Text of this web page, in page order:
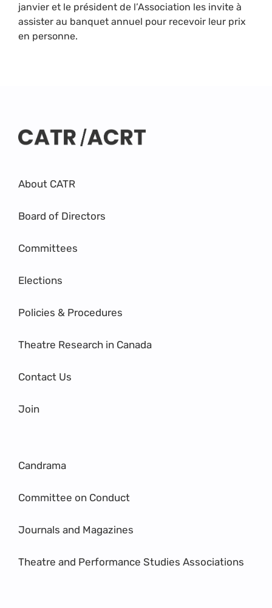
janvier et le président de l’Association les invite à
assister au banquet annuel pour recevoir leur prix
en personne.
About CATR
Board of Directors
Committees
Elections
Policies & Procedures
Theatre Research in Canada
Contact Us
Join
Candrama
Committee on Conduct
Journals and Magazines
Theatre and Performance Studies Associations